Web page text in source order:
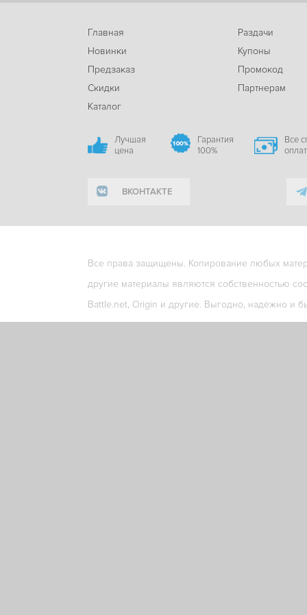
Главная
Новинки
Предзаказ
Скидки
Каталог
Раздачи
Купоны
Промокод
Партнерам
Лучшая
цена
Гарантия
100%
Все
ВКОНТАКТЕ
Все права защищены. Копирование любых
другие материалы являются собственностью
Battle.net, Origin и другие. Выгодно, надежно и